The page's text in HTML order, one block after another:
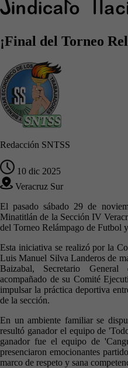
¡Final del Torneo
Redacción SNTSS
10 dic 2025
Veracruz Sur
El pasado sábado 29 de
Minatitlán de la Sección IV
del Torneo Relámpago de Futbol
Esta iniciativa se realizó por la
Luis Manuel Silva Landeros de
Baizabal, Secretario
acompañado de su Comité
impulsar la práctica deportiva
de la sección.
En un ambiente familiar se
resultó ganador el equipo de
ganador fue el equipo de
presenciaron emocionantes
marco de respeto y sana